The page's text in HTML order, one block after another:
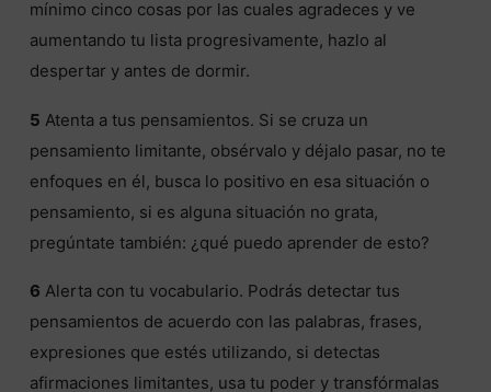
mínimo cinco cosas por las cuales agradeces y ve
aumentando tu lista progresivamente, hazlo al
despertar y antes de dormir.
5 Atenta a tus pensamientos. Si se cruza un
pensamiento limitante, obsérvalo y déjalo pasar, no te
enfoques en él, busca lo positivo en esa situación o
pensamiento, si es alguna situación no grata,
pregúntate también: ¿qué puedo aprender de esto?
6 Alerta con tu vocabulario. Podrás detectar tus
pensamientos de acuerdo con las palabras, frases,
expresiones que estés utilizando, si detectas
afirmaciones limitantes, usa tu poder y transfórmalas